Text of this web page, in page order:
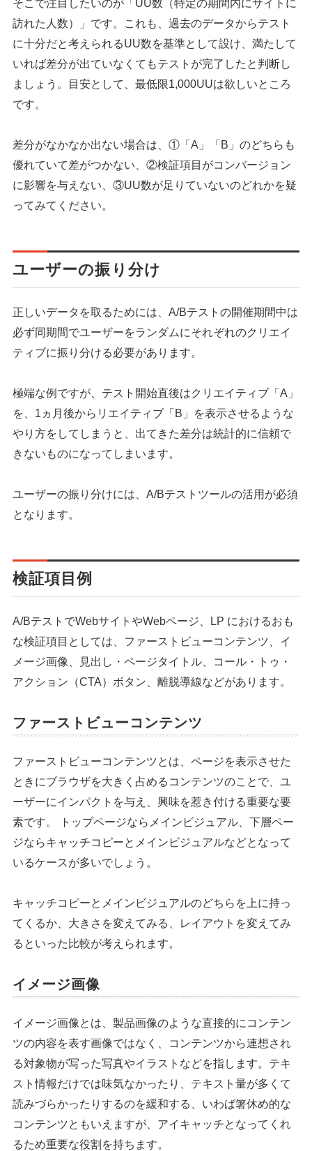
そこで注目したいのが「UU数（特定の期間内にサイトに
訪れた人数）」です。これも、過去のデータからテスト
に十分だと考えられるUU数を基準として設け、満たして
いれば差分が出ていなくてもテストが完了したと判断し
ましょう。目安として、最低限1,000UUは欲しいところ
です。
差分がなかなか出ない場合は、①「A」「B」のどちらも
優れていて差がつかない、②検証項目がコンバージョン
に影響を与えない、③UU数が足りていないのどれかを疑
ってみてください。
ユーザーの振り分け
正しいデータを取るためには、A/Bテストの開催期間中は
必ず同期間でユーザーをランダムにそれぞれのクリエイ
ティブに振り分ける必要があります。
極端な例ですが、テスト開始直後はクリエイティブ「A」
を、1ヵ月後からリエイティブ「B」を表示させるような
やり方をしてしまうと、出てきた差分は統計的に信頼で
きないものになってしまいます。
ユーザーの振り分けには、A/Bテストツールの活用が必須
となります。
検証項目例
A/BテストでWebサイトやWebページ、LP におけるおも
な検証項目としては、ファーストビューコンテンツ、イ
メージ画像、見出し・ページタイトル、コール・トゥ・
アクション（CTA）ボタン、離脱導線などがあります。
ファーストビューコンテンツ
ファーストビューコンテンツとは、ページを表示させた
ときにブラウザを大きく占めるコンテンツのことで、ユ
ーザーにインパクトを与え、興味を惹き付ける重要な要
素です。 トップページならメインビジュアル、下層ペー
ジならキャッチコピーとメインビジュアルなどとなって
いるケースが多いでしょう。
キャッチコピーとメインビジュアルのどちらを上に持っ
てくるか、大きさを変えてみる、レイアウトを変えてみ
るといった比較が考えられます。
イメージ画像
イメージ画像とは、製品画像のような直接的にコンテン
ツの内容を表す画像ではなく、コンテンツから連想され
る対象物が写った写真やイラストなどを指します。テキ
スト情報だけでは味気なかったり、テキスト量が多くて
読みづらかったりするのを緩和する、いわば箸休め的な
コンテンツともいえますが、アイキャッチとなってくれ
るため重要な役割を持ちます。
シェア 投稿